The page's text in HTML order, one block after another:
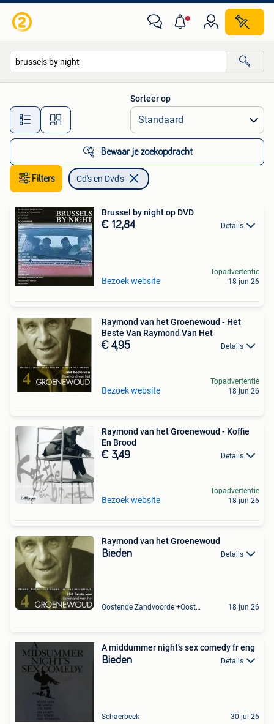
Alle afstanden…
Sorteer op
Bewaar je zoekopdracht
Filters Cd's en Dvd's
Brussel by night op DVD
€ 12,84 Details
Bezoek website
Topadvertentie
18 jun 26
Raymond van het Groenewoud - Het
Beste Van Raymond Van Het
€ 4,95 Details
Bezoek website
Topadvertentie
18 jun 26
Raymond van het Groenewoud - Koffie
En Brood
€ 3,49 Details
Bezoek website
Topadvertentie
18 jun 26
Raymond van het Groenewoud
Bieden Details
Oostende Zandvoorde +Oostende 18 jun 26
A middummer night’s sex comedy fr eng
Bieden Details
Schaerbeek 30 jul 26